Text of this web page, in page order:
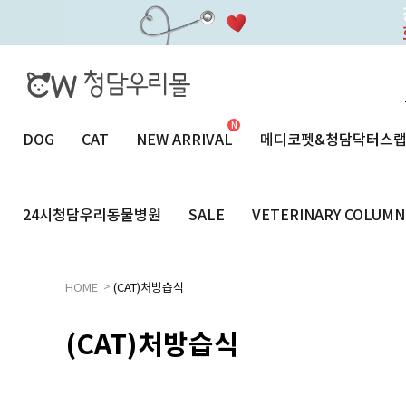
DOG CAT NEW ARRIVAL 메디코펫&청담닥터스랩
24시청담우리동물병원 SALE VETERINARY COLUMN
HOME > (CAT)처방습식
(CAT)처방습식